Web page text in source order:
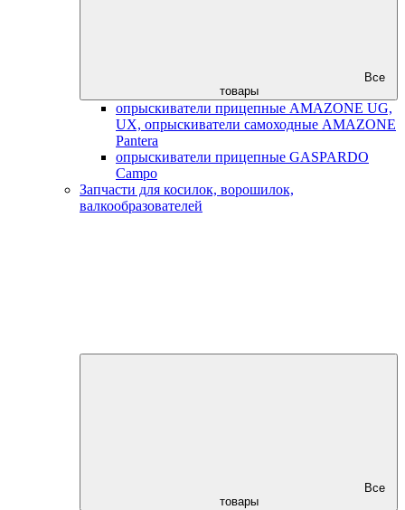
Все
товары
опрыскиватели прицепные AMAZONE UG,
UX, опрыскиватели самоходные AMAZONE
Pantera
опрыскиватели прицепные GASPARDO
Campo
Запчасти для косилок, ворошилок,
валкообразователей
Все
товары